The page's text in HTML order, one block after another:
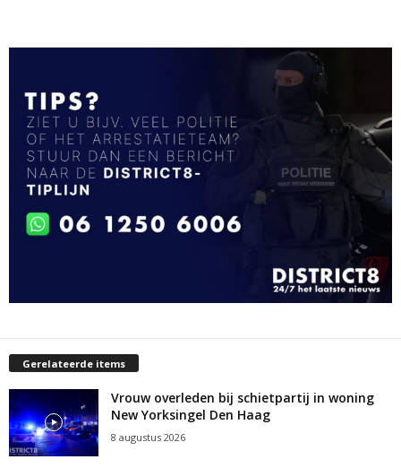
Gerelateerde items
Vrouw overleden bij schietpartij in woning
New Yorksingel Den Haag
8 augustus 2026